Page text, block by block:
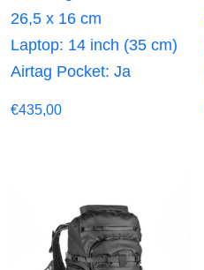
26,5 x 16 cm
Laptop: 14 inch (35 cm)
Airtag Pocket: Ja
€435,00